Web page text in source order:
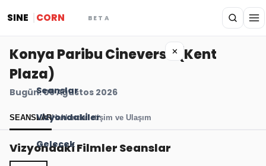
SINE CORN BETA
✕
Seanslar
Vizyondakiler
Gelecek
Konya Paribu Cineverse (Kent
Plaza)
Bugün: 09 Ağustos 2026
SEANSLARHakkındaİletişim ve Ulaşım
Vizyondaki Filmler Seanslar